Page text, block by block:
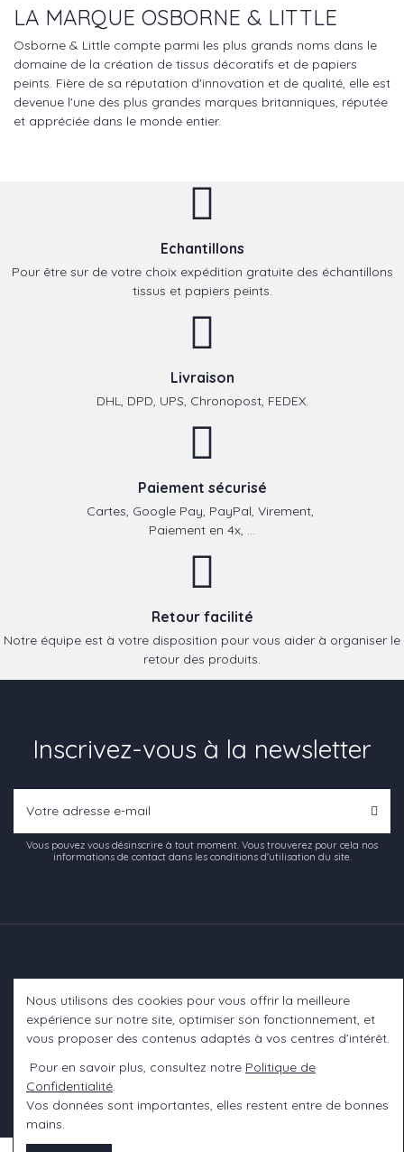
LA MARQUE OSBORNE & LITTLE
Osborne & Little compte parmi les plus grands noms dans le
domaine de la création de tissus décoratifs et de papiers
peints. Fière de sa réputation d'innovation et de qualité, elle est
devenue l'une des plus grandes marques britanniques, réputée
et appréciée dans le monde entier.
Echantillons
Pour être sur de votre choix expédition gratuite des échantillons
tissus et papiers peints.
Livraison
DHL, DPD, UPS, Chronopost, FEDEX.
Paiement sécurisé
Cartes, Google Pay, PayPal, Virement,
Paiement en 4x, ...
Retour facilité
Notre équipe est à votre disposition pour vous aider à organiser le
retour des produits.
Inscrivez-vous à la newsletter
Vous pouvez vous désinscrire à tout moment. Vous trouverez pour cela nos
informations de contact dans les conditions d'utilisation du site.
Informations
A propos
Contact us
Nous utilisons des cookies pour vous offrir la meilleure
expérience sur notre site, optimiser son fonctionnement, et
vous proposer des contenus adaptés à vos centres d’intérêt.
Pour en savoir plus, consultez notre Politique de
Confidentialité.
Vos données sont importantes, elles restent entre de bonnes
mains.